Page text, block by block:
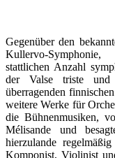
Gegenüber den
Kullervo-
stattlichen Anzahl
der Valse triste und
überragenden
weitere Werke für
die Bühnenmusiken,
Mélisande und
hierzulande
Komponist, Violinist